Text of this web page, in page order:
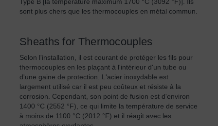
Type B [la température maximum 1700 °C (3092 °F)]. Ils
sont plus chers que les thermocouples en métal commun.
Sheaths for Thermocouples
Selon l'installation, il est courant de protéger les fils pour
thermocouples en les plaçant à l'intérieur d'un tube ou
d'une gaine de protection. L'acier inoxydable est
largement utilisé car il est peu coûteux et résiste à la
corrosion. Cependant, son point de fusion est d'environ
1400 °C (2552 °F), ce qui limite la température de service
à moins de 1100 °C (2012 °F) et il réagit avec les